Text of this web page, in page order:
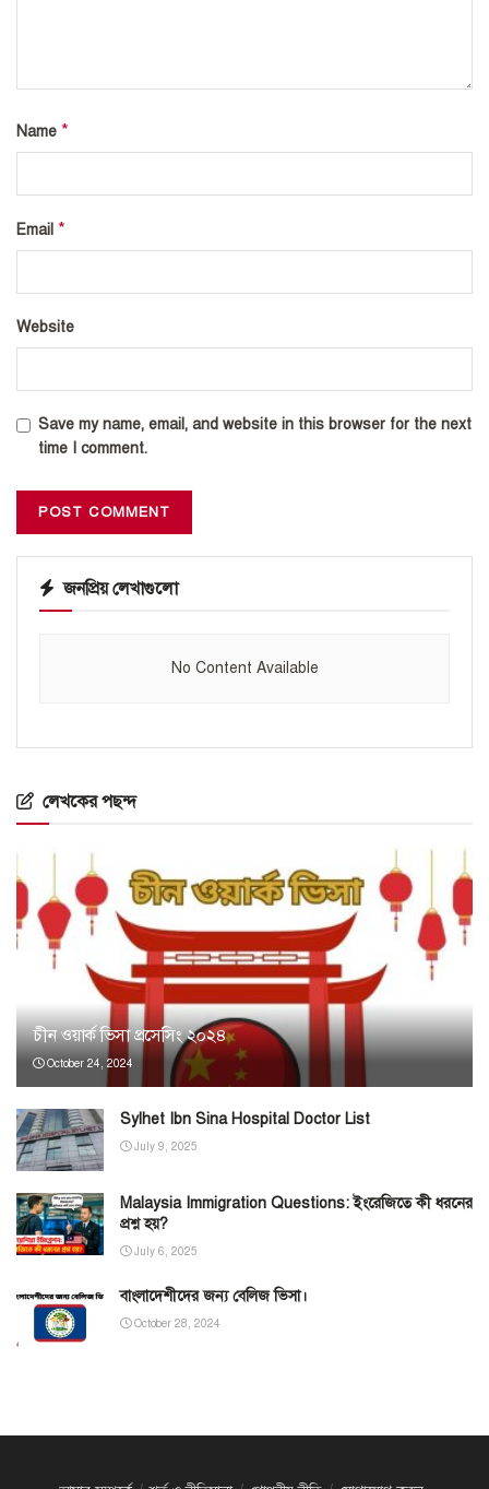
Name *
Email *
Website
Save my name, email, and website in this browser for the next
time I comment.
জনপ্রিয় লেখাগুলো
No Content Available
লেখকের পছন্দ
চীন ওয়ার্ক ভিসা প্রসেসিং ২০২৪
October 24, 2024
Sylhet Ibn Sina Hospital Doctor List
July 9, 2025
Malaysia Immigration Questions: ইংরেজিতে কী ধরনের
প্রশ্ন হয়?
July 6, 2025
বাংলাদেশীদের জন্য বেলিজ ভিসা।
October 28, 2024